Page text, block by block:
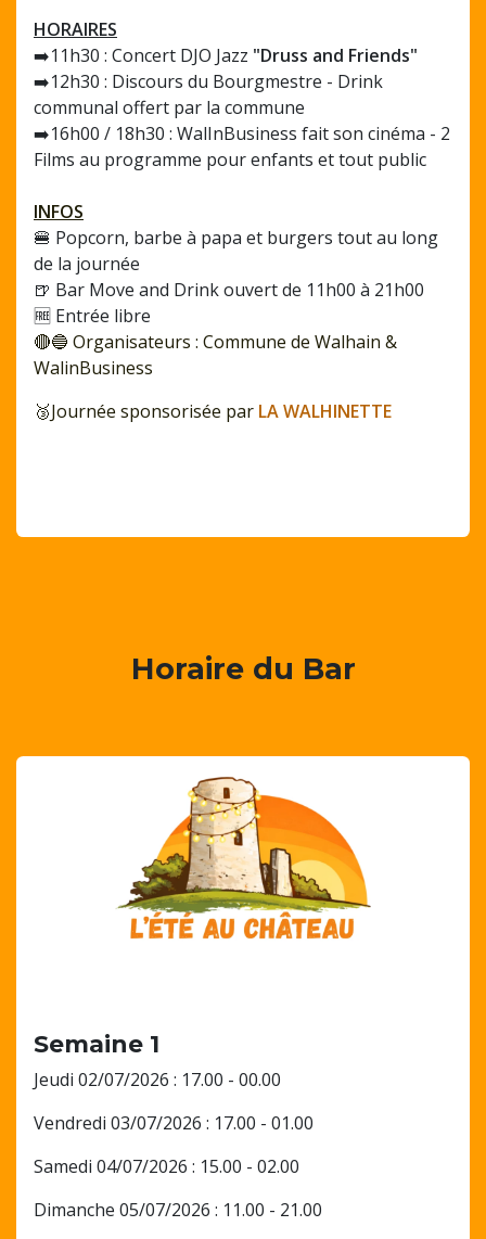
HORAIRES
➡️11h30 : Concert DJO Jazz "Druss and Friends"
➡️12h30 : Discours du Bourgmestre - Drink
communal offert par la commune
➡️16h00 / 18h30 : WalInBusiness fait son cinéma - 2
Films au programme pour enfants et tout public
INFOS
🍔 Popcorn, barbe à papa et burgers tout au long
de la journée
🍺 Bar Move and Drink ouvert de 11h00 à 21h00
🆓 Entrée libre
🔴🔵 Organisateurs : Commune de Walhain &
WalinBusiness
🥉Journée sponsorisée par LA WALHINETTE
Horaire du Bar
Semaine 1
Jeudi 02/07/2026 : 17.00 - 00.00
Vendredi 03/07/2026 : 17.00 - 01.00
Samedi 04/07/2026 : 15.00 - 02.00
Dimanche 05/07/2026 : 11.00 - 21.00